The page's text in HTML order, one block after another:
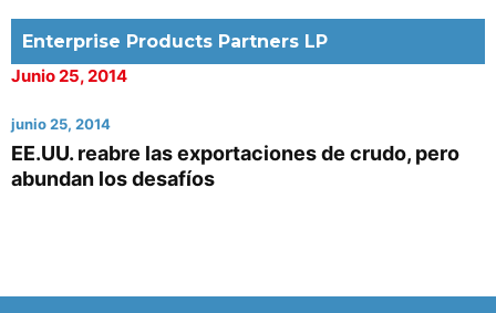
Enterprise Products Partners LP
Junio 25, 2014
junio 25, 2014
EE.UU. reabre las exportaciones de crudo, pero
abundan los desafíos